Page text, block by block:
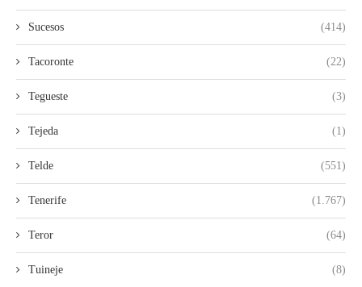
Sucesos (414)
Tacoronte (22)
Tegueste (3)
Tejeda (1)
Telde (551)
Tenerife (1.767)
Teror (64)
Tuineje (8)